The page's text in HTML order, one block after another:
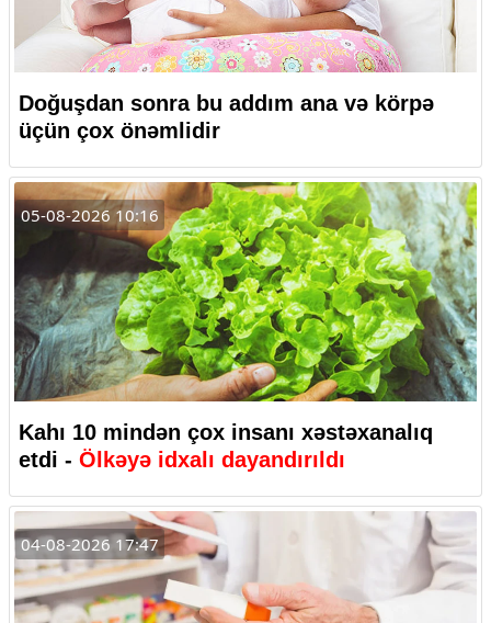
Doğuşdan sonra bu addım ana və körpə
üçün çox önəmlidir
05-08-2026 10:16
Kahı 10 mindən çox insanı xəstəxanalıq
etdi - Ölkəyə idxalı dayandırıldı
04-08-2026 17:47